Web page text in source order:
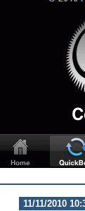
11/11/2010